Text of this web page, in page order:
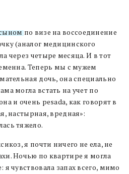
по визе на воссоединение
(аналог медицинского
через четыре месяца. И в тот
Теперь мы с мужем
дочь, она специально
могла встать на учет по
и очень pesada, как говорят в
настырная, вредная»:
тяжело.
я почти ничего не ела, не
Ночью по квартире я могла
чувствовала запах всего, мимо